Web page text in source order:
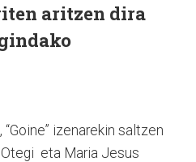
aritzen dira
izenarekin saltzen
eta Maria Jesus